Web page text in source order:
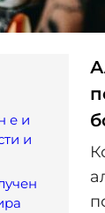
е и
и